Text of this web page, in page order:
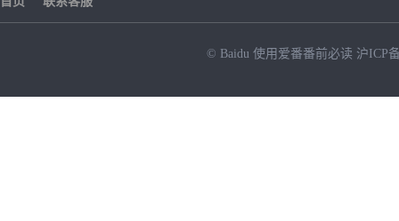
© Baidu 使用爱番番前必读 沪ICP